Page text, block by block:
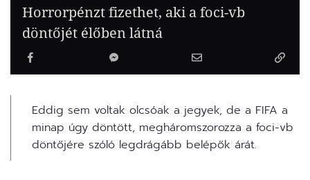
Horrorpénzt fizethet, aki a foci-vb
döntőjét élőben látná
Eddig sem voltak olcsóak a jegyek, de a FIFA a
minap úgy döntött, megháromszorozza a foci-vb
döntőjére szóló legdrágább belépők árát.